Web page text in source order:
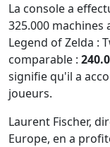
La console a
325.000
Legend of Zelda :
comparable :
signifie qu'il a
joueurs.
Laurent Fischer,
Europe, en a